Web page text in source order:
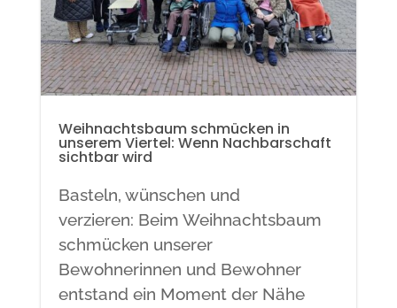
Weihnachtsbaum schmücken in
unserem Viertel: Wenn Nachbarschaft
sichtbar wird
Basteln, wünschen und
verzieren: Beim Weihnachtsbaum
schmücken unserer
Bewohnerinnen und Bewohner
entstand ein Moment der Nähe